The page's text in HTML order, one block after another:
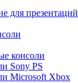
для презентаций
консоли
Sony PS
Microsoft Xbox